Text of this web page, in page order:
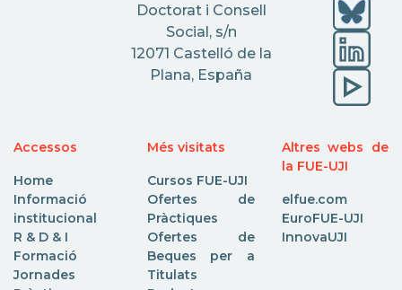
Doctorat i Consell
Social, s/n
12071 Castelló de la
Plana, España
Accessos
Home
Informació
institucional
R & D & I
Formació
Jornades
Més visitats
Cursos FUE-UJI
Ofertes de
Pràctiques
Ofertes de
Beques per a
Titulats
Altres webs de
la FUE-UJI
elfue.com
EuroFUE-UJI
InnovaUJI